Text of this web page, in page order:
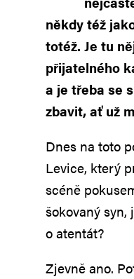
někdy též
totéž. Je tu
přijatelného
a je třeba se
zbavit, ať už
Dnes na toto
Levice, který
scéně
šokovaný
o atentát?
Zjevně ano.